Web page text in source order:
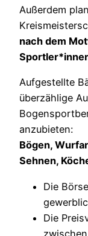
Außerdem
nach dem
Aufgestellte
überzählige
anzubieten:
Bögen,
Sehnen,
Die
Die